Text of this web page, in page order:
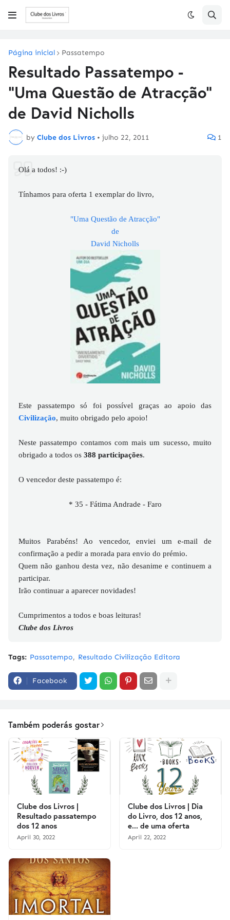
Página inicial Passatempo
Resultado Passatempo -
"Uma Questão de Atracção"
de David Nicholls
by Clube dos Livros • julho 22, 2011 1
Olá a todos! :-)
Tínhamos para oferta 1 exemplar do livro,
"Uma Questão de Atracção"
de
David Nicholls
Este passatempo só foi possível graças ao apoio das
Civilização, muito obrigado pelo apoio!
Neste passatempo contamos com mais um sucesso, muito
obrigado a todos os 388 participações.
O vencedor deste passatempo é:
* 35 - Fátima Andrade - Faro
Muitos Parabéns! Ao vencedor, enviei um e-mail de
confirmação a pedir a morada para envio do prémio.
Quem não ganhou desta vez, não desanime e continuem a
participar.
Irão continuar a aparecer novidades!
Cumprimentos a todos e boas leituras!
Clube dos Livros
Tags: Passatempo Resultado Civilização Editora
Facebook
Também poderás gostar
Clube dos Livros |
Resultado passatempo
dos 12 anos
April 30, 2022
Clube dos Livros | Dia
do Livro, dos 12 anos,
e... de uma oferta
April 22, 2022